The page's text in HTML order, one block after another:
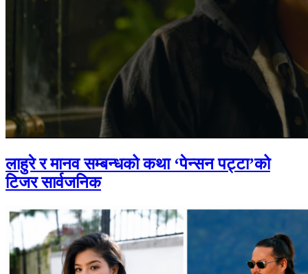
लाहुरे र मानव सम्बन्धको कथा ‘पेन्सन पट्टा’को
टिजर सार्वजनिक